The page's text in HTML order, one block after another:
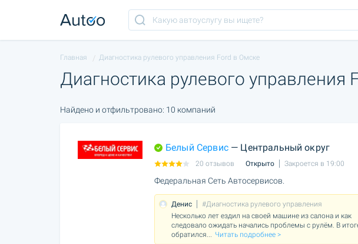
Главная Диагностика рулевого управления Ford в Омске
Диагностика рулевого управления
Найдено и отфильтровано: 10 компаний
Белый Сервис— Центральный округ
20 отзывов Открыто Закроется в 19:00
Федеральная Сеть Автосервисов.
Денис
#Диагностика рулевого управления
Несколько лет ездил на своей машине из салона и как
следовало ожидать начались проблемы с рулём. В
обратился
Читать подробнее >